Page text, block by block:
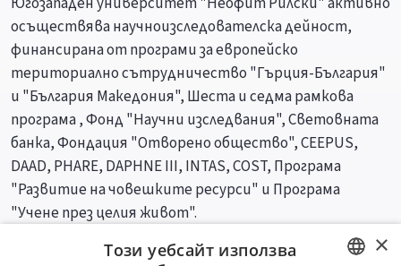
осъществява научноизследователска дейност,
финансирана от програми за европейско
териториално сътрудничество "Гърция-България"
и "България Македония", Шеста и седма рамкова
програма , Фонд "Научни изследвания", Световната
банка, Фондация "Отворено общество", CEEPUS,
DAAD, PHARE, DAPHNE III, INTAS, COST, Програма
"Развитие на човешките ресурси" и Програма
"Учене през целия живот".
×
Този уебсайт използва